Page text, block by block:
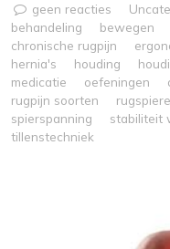
geen reacties
behandeling
bewegen
chronische rugpijn
hernia's
houding
medicatie
oefeningen
rugpijn soorten
spierspanning
stabiliteit
tillenstechniek